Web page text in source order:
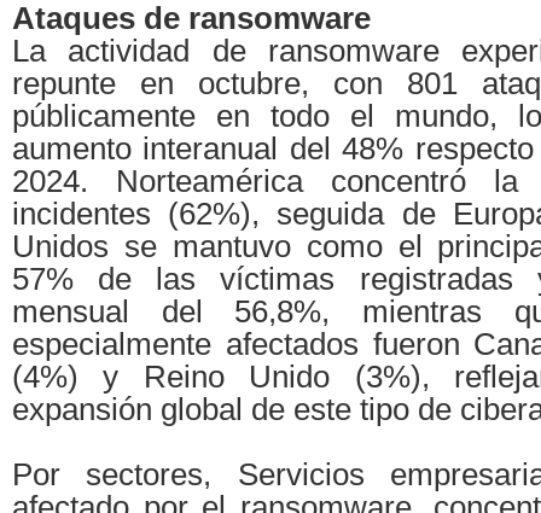
Ataques de ransomware
La actividad de ransomware
repunte en octubre, con 801
públicamente en todo el mundo,
aumento interanual del 48%
2024. Norteamérica concentró
incidentes (62%), seguida de
Unidos se mantuvo como el
57% de las víctimas registradas
mensual del 56,8%, mientras
especialmente afectados fueron
(4%) y Reino Unido (3%),
expansión global de este tipo de
Por sectores, Servicios